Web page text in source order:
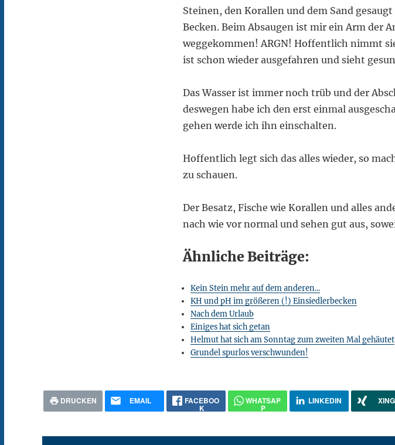
Steinen, den Korallen und dem Sand gesaugt
Becken. Beim Absaugen ist mir ein Arm der
weggekommen! ARGN! Hoffentlich nimmt
ist schon wieder ausgefahren und sieht
Das Wasser ist immer noch trüb und der
deswegen habe ich den erst einmal
gehen werde ich ihn einschalten.
Hoffentlich legt sich das alles wieder, so
zu schauen.
Der Besatz, Fische wie Korallen und alles
nach wie vor normal und sehen gut aus,
Ähnliche Beiträge:
Kein Stein mehr auf dem anderen...
KH und pH im größeren (!) Einsiedlerbecken
Nach dem Urlaub
Einiges hat sich getan
Helmut hat sich am Sonntag zum zweiten Mal gehäutet
Grundel spurlos verschwunden!
DRUCKEN EMAIL FACEBOO
K
WHATSAP
P
LINKEDIN XING